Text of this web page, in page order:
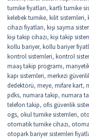
turnike fiyatları, kartlı turnike
kelebek turnike, kilit sistemleri,
cihazı fiyatları, kişi sayma
kişi takip cihazı, kişi takip
kollu bariyer, kollu bariyer
kontrol sistemleri, kontrol
maaş takip programı,
kapı sistemleri, merkezi
dedektörü, meye, mifare kart,
pdks, numara takip, numara
telefon takip, ofis güvenlik
ogs, okul turnike sistemleri,
otomatik turnike cihazı,
otopark bariyer sistemleri